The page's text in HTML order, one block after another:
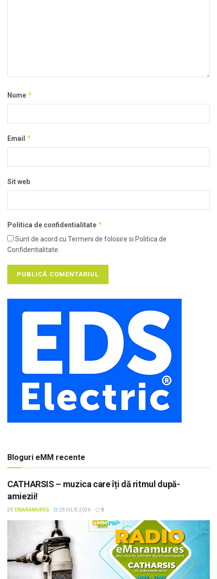
Nume *
Email *
Sit web
Politica de confidentialitate *
Sunt de acord cu Termeni de folosire si Politica de
Confidentialitate.
Bloguri eMM recente
CATHARSIS – muzica care îți dă ritmul după-
amiezii!
DE EMARAMUREȘ 29 IULIE 2026 0